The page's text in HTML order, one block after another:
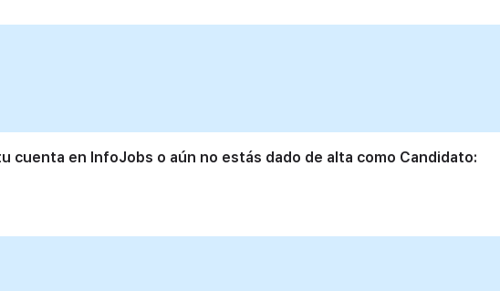
cuenta en InfoJobs o aún no estás dado de alta como Candidato: